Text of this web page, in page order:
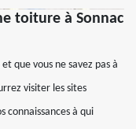
toiture à Sonnac
que vous ne savez pas à
visiter les sites
connaissances à qui